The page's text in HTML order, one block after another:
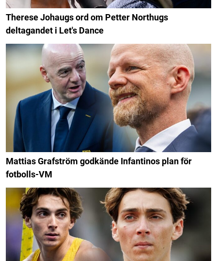
Therese Johaugs ord om Petter Northugs
deltagandet i Let's Dance
Mattias Grafström godkände Infantinos plan för
fotbolls-VM